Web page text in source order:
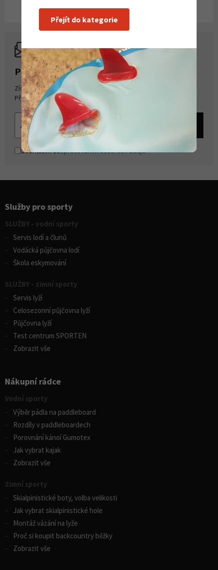
PŘIHLASTE SE K ODBĚRU NOVINEK
Získejte přehled o novinkách a akcích na našem e-shopu.
Přihlašte se k odběru novinek.
Souhlasím sezpracováním osobních údajů
Služby pro sporty
SLUŽBY - vodní sporty
Servis lodí a člunů
Vodácká půjčovna lodí
Škola eskymování
SLUŽBY - zimní sporty
Servis lyží
Celosezonní půjčovna lyží
Půjčovna lyží
Test centrum SPORTEN
Zobrazit vše
Nákupní rádce
Vodní sporty
Výběr pádla na paddleboard
Rozdíly v paddleboardech
Porovnání kánoí Gumotex
Jak vybrat kajak
Zobrazit vše
Zimní sporty
Skialpinistické boty, volba velikosti
Jak vybrat skialpinistické hole
Montáž vázání na lyže
Proč si koupit backcountry běžky
Zobrazit vše
Přejít do kategorie